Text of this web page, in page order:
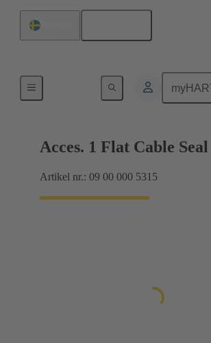
Acces. 1 Flat Cable Seal
Artikel nr.: 09 00 000 5315